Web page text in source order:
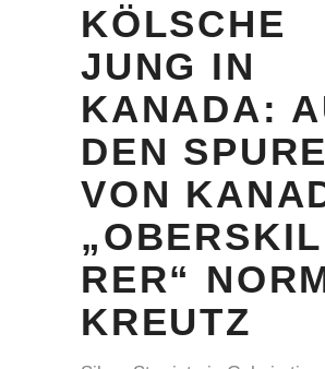
KÖLSCHE
JUNG IN
KANADA:
DEN
VON
RER“
KREUTZ